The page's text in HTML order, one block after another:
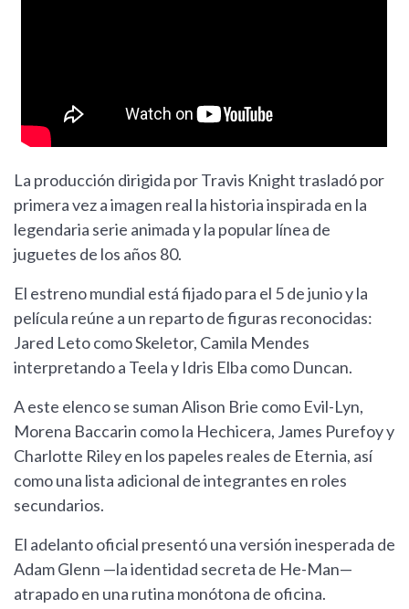
La producción dirigida por Travis Knight trasladó por
primera vez a imagen real la historia inspirada en la
legendaria serie animada y la popular línea de
juguetes de los años 80.
El estreno mundial está fijado para el 5 de junio y la
película reúne a un reparto de figuras reconocidas:
Jared Leto como Skeletor, Camila Mendes
interpretando a Teela y Idris Elba como Duncan.
A este elenco se suman Alison Brie como Evil-Lyn,
Morena Baccarin como la Hechicera, James Purefoy y
Charlotte Riley en los papeles reales de Eternia, así
como una lista adicional de integrantes en roles
secundarios.
El adelanto oficial presentó una versión inesperada de
Adam Glenn —la identidad secreta de He-Man—
atrapado en una rutina monótona de oficina.